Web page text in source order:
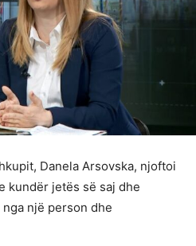
Danela Arsovska, njoftoi
kundër jetës së saj dhe
një person dhe